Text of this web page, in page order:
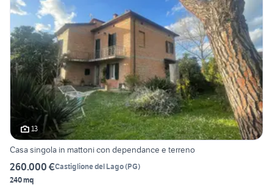
13
Casa singola in mattoni con dependance e terreno
260.000 €Castiglione del Lago(PG)
240 mq